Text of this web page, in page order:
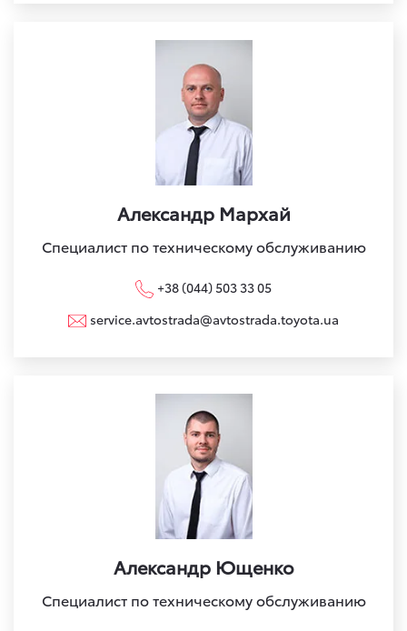
Александр Мархай
Специалист по техническому обслуживанию
+38 (044) 503 33 05
service.avtostrada@avtostrada.toyota.ua
Александр Ющенко
Специалист по техническому обслуживанию